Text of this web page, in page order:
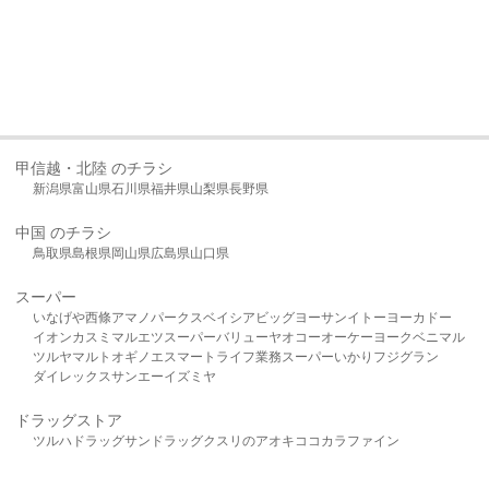
甲信越・北陸 のチラシ
新潟県富山県石川県福井県山梨県長野県
中国 のチラシ
鳥取県島根県岡山県広島県山口県
スーパー
いなげや西條アマノパークスベイシア ビッグヨーサンイトーヨーカドー
イオンカスミ マルエツスーパーバリューヤオコーオーケー ヨークベニマル
ツルヤマルト オギノ エスマート ライフ業務スーパーいかり フジグラン
ダイレックスサンエーイズミヤ
ドラッグストア
ツルハドラッグサンドラッグクスリのアオキ ココカラファイン